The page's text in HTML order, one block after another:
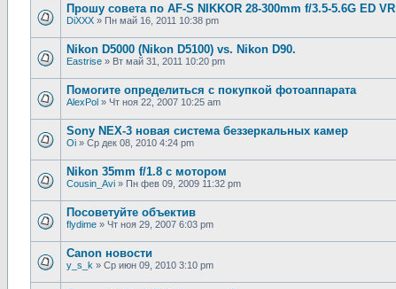
Прошу совета по AF-S NIKKOR 28-300mm f/3.5-5.6G ED VR
DiXXX » Пн май 16, 2011 10:38 pm
Nikon D5000 (Nikon D5100) vs. Nikon D90.
Eastrise » Вт май 31, 2011 10:20 pm
Помогите определиться с покупкой фотоаппарата
AlexPol » Чт ноя 22, 2007 10:25 am
Sony NEX-3 новая система беззеркальных камер
Oi » Ср дек 08, 2010 4:24 pm
Nikon 35mm f/1.8 с мотором
Cousin_Avi » Пн фев 09, 2009 11:32 pm
Посоветуйте объектив
flydime » Чт ноя 29, 2007 6:03 pm
Canon новости
y_s_k » Ср июн 09, 2010 3:10 pm